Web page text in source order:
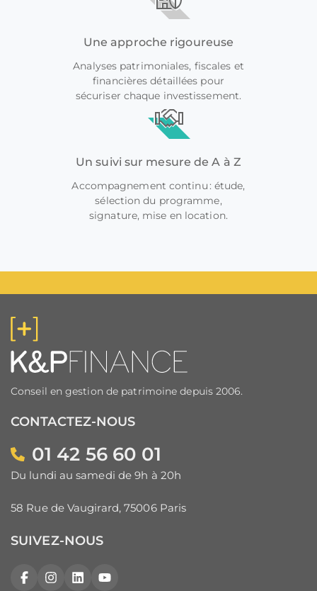
Une approche rigoureuse
Analyses patrimoniales, fiscales et
financières détaillées pour
sécuriser chaque investissement.
Un suivi sur mesure de A à Z
Accompagnement continu : étude,
sélection du programme,
signature, mise en location.
Conseil en gestion de patrimoine depuis 2006.
CONTACTEZ-NOUS
01 42 56 60 01
Du lundi au samedi de 9h à 20h
58 Rue de Vaugirard, 75006 Paris
SUIVEZ-NOUS
FacebookInstagram
LinkedInYouTube